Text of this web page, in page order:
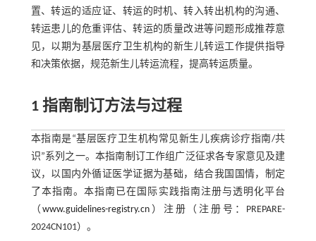
置、转运的适应证、转运的时机、转入转出机构的沟通、
转运患儿的危重评估、转运的质量改进等问题形成推荐意
见，以期为基层医疗卫生机构的新生儿转运工作提供指导
和决策依据，规范新生儿转运流程，提高转运质量。
1 指南制订方法与过程
本指南是“基层医疗卫生机构常见新生儿疾病诊疗指南/共
识”系列之一。本指南制订工作组广泛征求各专家意见及建
议，以国内外循证医学证据为基础，结合我国国情，制定
了本指南。本指南已在国际实践指南注册与透明化平台
（www.guidelines-registry.cn ）注册（注册号：PREPARE-
2024CN101）。